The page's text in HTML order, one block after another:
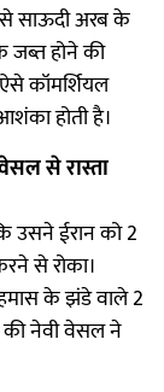
साऊदी अरब के
जब्त होने की
कॉमर्शियल
होती है।
से रास्ता
उसने ईरान को 2
से रोका।
के झंडे वाले 2
नेवी वेसल ने